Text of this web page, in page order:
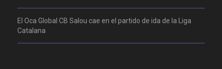
El Oca Global CB Salou cae en el partido de ida de la Liga
Catalana